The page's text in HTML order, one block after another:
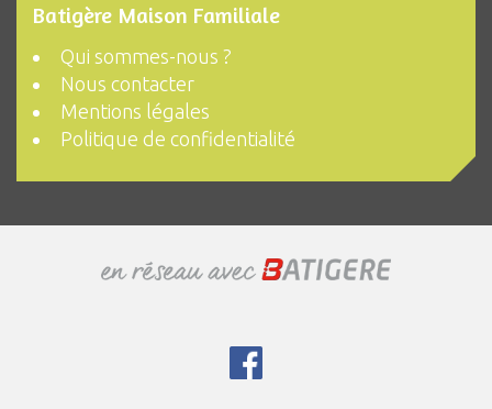
Batigère Maison Familiale
Qui sommes-nous ?
Nous contacter
Mentions légales
Politique de confidentialité